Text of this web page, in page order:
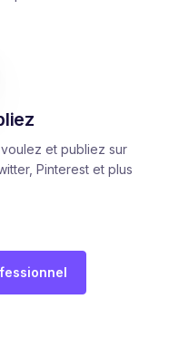
et publiez sur
Pinterest et plus